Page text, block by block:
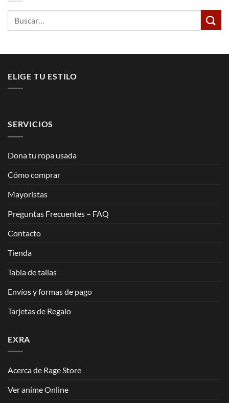
ELIGE TU ESTILO
SERVICIOS
Dona tu ropa usada
Cómo comprar
Mayoristas
Preguntas Frecuentes – FAQ
Contacto
Tienda
Tabla de tallas
Envíos y formas de pago
Tarjetas de Regalo
EXRA
Acerca de Rage Store
Ver anime Online